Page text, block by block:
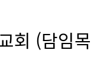
회 (담임목